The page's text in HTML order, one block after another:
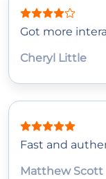
Got more
Cheryl Little
Fast and
Matthew Scott